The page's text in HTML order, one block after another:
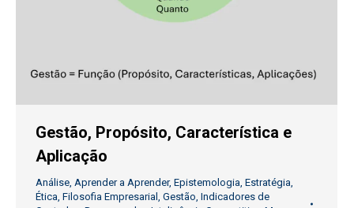
Gestão, Propósito, Característica e
Aplicação
Análise, Aprender a Aprender, Epistemologia, Estratégia,
Ética, Filosofia Empresarial , Gestão, Indicadores de